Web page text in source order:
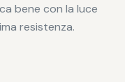
bene con la luce
resistenza.